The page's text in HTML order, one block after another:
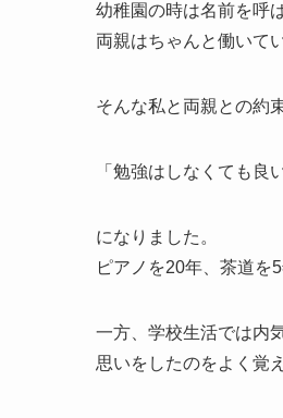
幼稚園の時は名前を呼
両親はちゃんと働いて
そんな私と両親との約
「勉強はしなくても良
になりました。
ピアノを20年、茶道を
一方、学校生活では内
思いをしたのをよく覚